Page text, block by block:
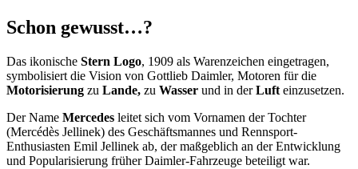
Schon gewusst…?
Das ikonische Stern Logo, 1909 als Warenzeichen eingetragen,
symbolisiert die Vision von Gottlieb Daimler, Motoren für die
Motorisierung zu Lande, zu Wasser und in derLuft einzusetzen.
Der Name Mercedes leitet sich vom Vornamen der Tochter
(Mercédès Jellinek) des Geschäftsmannes und Rennsport-
Enthusiasten Emil Jellinek ab, der maßgeblich an der Entwicklung
und Popularisierung früher Daimler-Fahrzeuge beteiligt war.